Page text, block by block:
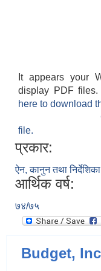
It appears your
display PDF files.
here to download
file.
प्रकार:
ऐन, कानुन तथा निर्देशिका
आर्थिक वर्ष:
७४/७५
Budget,